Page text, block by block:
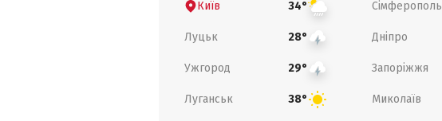
Київ 34° Сімферополь
Луцьк 28° Дніпро
Ужгород 29° Запоріжжя
Луганськ 38° Миколаїв